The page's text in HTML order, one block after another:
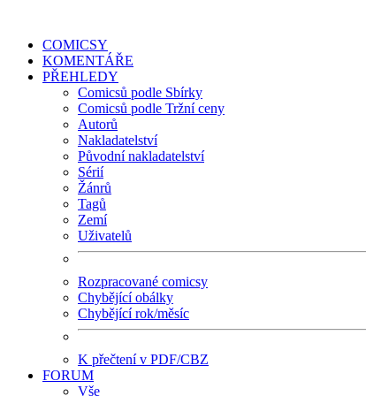
COMICSY
KOMENTÁŘE
PŘEHLEDY
Comicsů podle Sbírky
Comicsů podle Tržní ceny
Autorů
Nakladatelství
Původní nakladatelství
Sérií
Žánrů
Tagů
Zemí
Uživatelů
Rozpracované comicsy
Chybějící obálky
Chybějící rok/měsíc
K přečtení v PDF/CBZ
FORUM
Vše